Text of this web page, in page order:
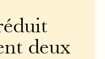
deux